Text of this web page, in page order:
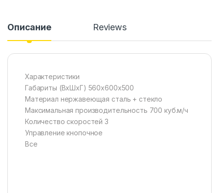
Описание Reviews
Характеристики
Габариты (ВхШхГ) 560х600х500
Материал нержавеющая сталь + стекло
Максимальная производительность 700 куб.м/ч
Количество скоростей 3
Управление кнопочное
Все